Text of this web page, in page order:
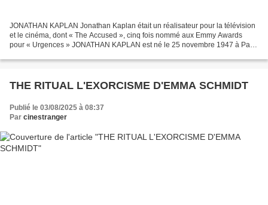
JONATHAN KAPLAN Jonathan Kaplan était un réalisateur pour la télévision
et le cinéma, dont « The Accused », cinq fois nommé aux Emmy Awards
pour « Urgences » JONATHAN KAPLAN est né le 25 novembre 1947 à Paris
THE RITUAL L'EXORCISME D'EMMA SCHMIDT
Publié le 03/08/2025 à 08:37
Par cinestranger